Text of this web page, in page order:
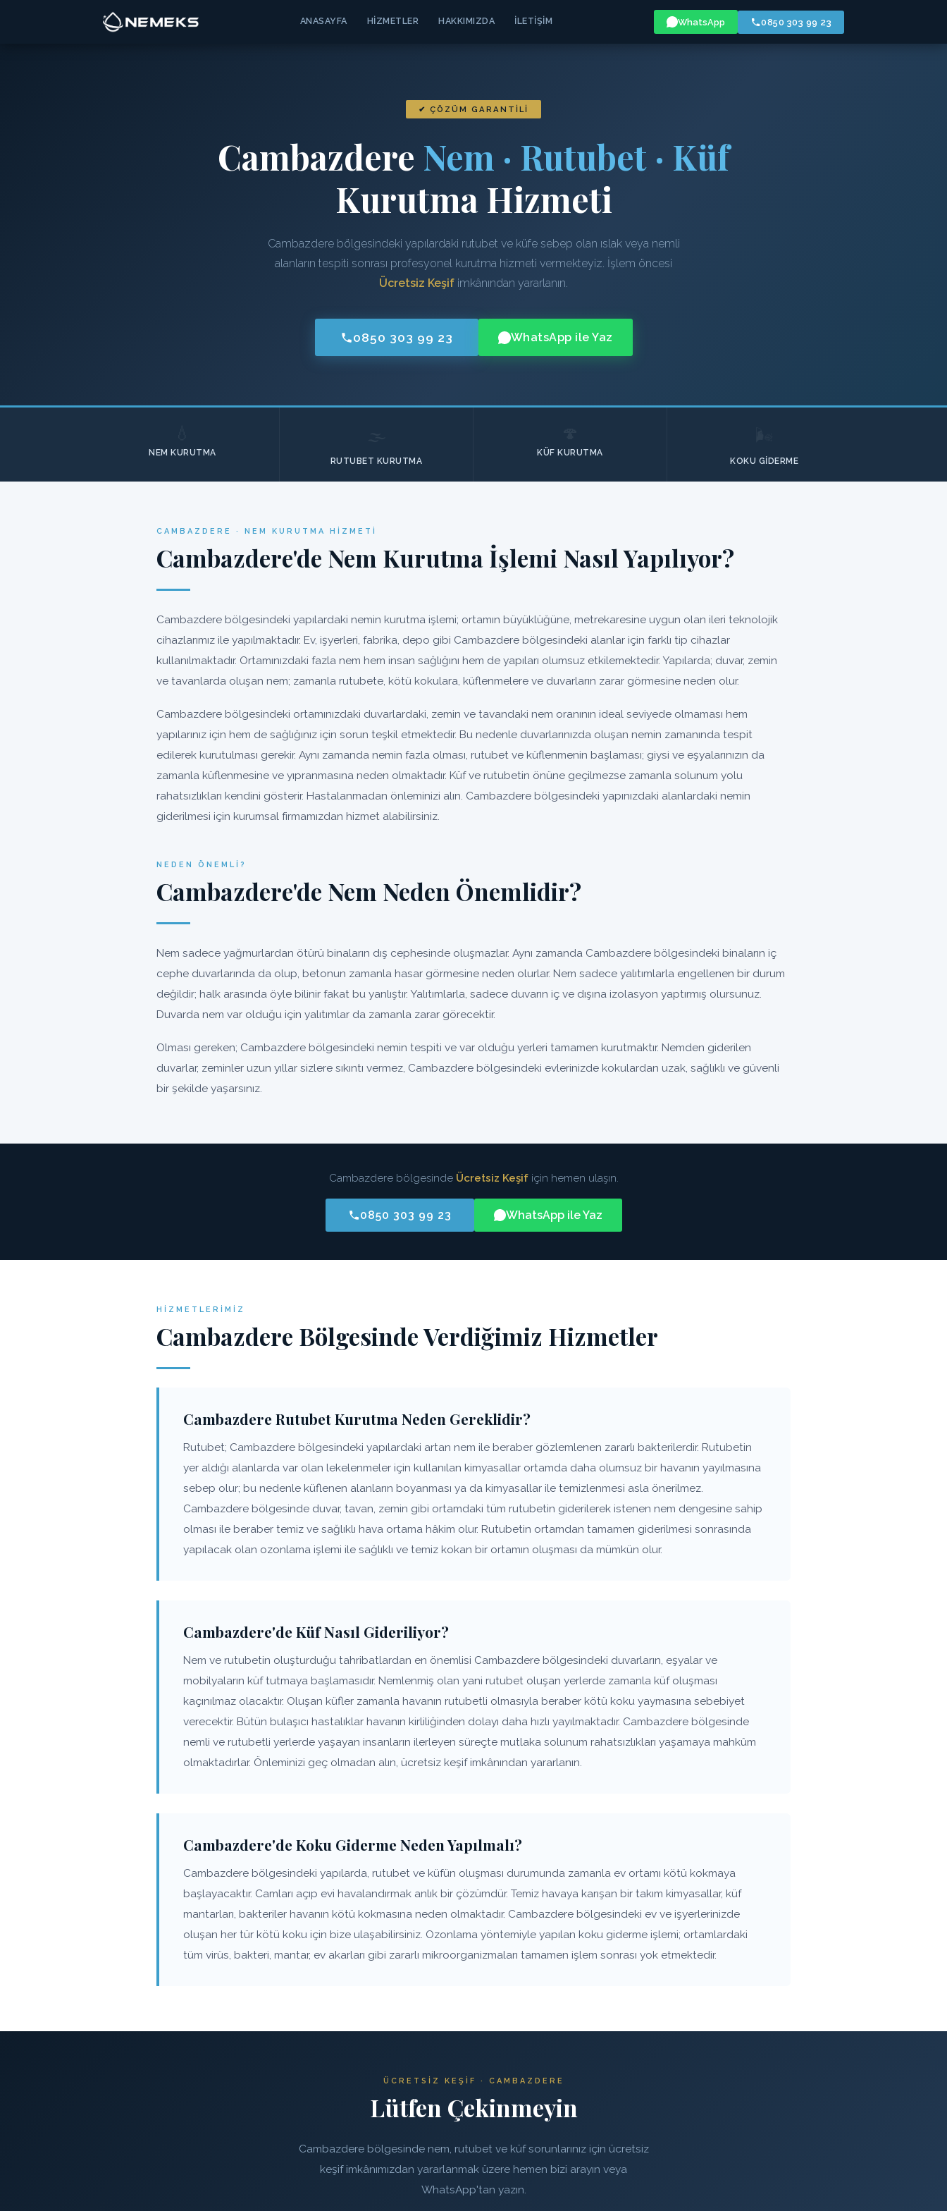
ANASAYFA HIZMETLER HAKKIMIZDA İLETIŞIM WhatsApp 0850 303 99 23
✔ ÇÖZÜM GARANTILI
Cambazdere Nem · Rutubet · Küf
Kurutma Hizmeti
Cambazdere bölgesindeki yapılardaki rutubet ve küfe sebep olan ıslak veya nemli
alanların tespiti sonrası profesyonel kurutma hizmeti vermekteyiz. İşlem öncesi
Ücretsiz Keşif imkânından yararlanın.
0850 303 99 23 WhatsApp ile Yaz
NEM KURUTMA
RUTUBET KURUTMA
KÜF KURUTMA
KOKU GIDERME
CAMBAZDERE · NEM KURUTMA HIZMETI
Cambazdere'de Nem Kurutma İşlemi Nasıl Yapılıyor?
Cambazdere bölgesindeki yapılardaki nemin kurutma işlemi; ortamın büyüklüğüne, metrekaresine uygun olan ileri teknolojik
cihazlarımız ile yapılmaktadır. Ev, işyerleri, fabrika, depo gibi Cambazdere bölgesindeki alanlar için farklı tip cihazlar
kullanılmaktadır. Ortamınızdaki fazla nem hem insan sağlığını hem de yapıları olumsuz etkilemektedir. Yapılarda; duvar, zemin
ve tavanlarda oluşan nem; zamanla rutubete, kötü kokulara, küflenmelere ve duvarların zarar görmesine neden olur.
Cambazdere bölgesindeki ortamınızdaki duvarlardaki, zemin ve tavandaki nem oranının ideal seviyede olmaması hem
yapılarınız için hem de sağlığınız için sorun teşkil etmektedir. Bu nedenle duvarlarınızda oluşan nemin zamanında tespit
edilerek kurutulması gerekir. Aynı zamanda nemin fazla olması, rutubet ve küflenmenin başlaması; giysi ve eşyalarınızın da
zamanla küflenmesine ve yıpranmasına neden olmaktadır. Küf ve rutubetin önüne geçilmezse zamanla solunum yolu
rahatsızlıkları kendini gösterir. Hastalanmadan önleminizi alın. Cambazdere bölgesindeki yapınızdaki alanlardaki nemin
giderilmesi için kurumsal firmamızdan hizmet alabilirsiniz.
NEDEN ÖNEMLI?
Cambazdere'de Nem Neden Önemlidir?
Nem sadece yağmurlardan ötürü binaların dış cephesinde oluşmazlar. Aynı zamanda Cambazdere bölgesindeki binaların iç
cephe duvarlarında da olup, betonun zamanla hasar görmesine neden olurlar. Nem sadece yalıtımlarla engellenen bir durum
değildir; halk arasında öyle bilinir fakat bu yanlıştır. Yalıtımlarla, sadece duvarın iç ve dışına izolasyon yaptırmış olursunuz.
Duvarda nem var olduğu için yalıtımlar da zamanla zarar görecektir.
Olması gereken; Cambazdere bölgesindeki nemin tespiti ve var olduğu yerleri tamamen kurutmaktır. Nemden giderilen
duvarlar, zeminler uzun yıllar sizlere sıkıntı vermez, Cambazdere bölgesindeki evlerinizde kokulardan uzak, sağlıklı ve güvenli
bir şekilde yaşarsınız.
Cambazdere bölgesinde Ücretsiz Keşifiçin hemen ulaşın.
0850 303 99 23 WhatsApp ile Yaz
HIZMETLERIMIZ
Cambazdere Bölgesinde Verdiğimiz Hizmetler
Cambazdere Rutubet Kurutma Neden Gereklidir?
Rutubet; Cambazdere bölgesindeki yapılardaki artan nem ile beraber gözlemlenen zararlı bakterilerdir. Rutubetin
yer aldığı alanlarda var olan lekelenmeler için kullanılan kimyasallar ortamda daha olumsuz bir havanın yayılmasına
sebep olur; bu nedenle küflenen alanların boyanması ya da kimyasallar ile temizlenmesi asla önerilmez.
Cambazdere bölgesinde duvar, tavan, zemin gibi ortamdaki tüm rutubetin giderilerek istenen nem dengesine sahip
olması ile beraber temiz ve sağlıklı hava ortama hâkim olur. Rutubetin ortamdan tamamen giderilmesi sonrasında
yapılacak olan ozonlama işlemi ile sağlıklı ve temiz kokan bir ortamın oluşması da mümkün olur.
Cambazdere'de Küf Nasıl Gideriliyor?
Nem ve rutubetin oluşturduğu tahribatlardan en önemlisi Cambazdere bölgesindeki duvarların, eşyalar ve
mobilyaların küf tutmaya başlamasıdır. Nemlenmiş olan yani rutubet oluşan yerlerde zamanla küf oluşması
kaçınılmaz olacaktır. Oluşan küfler zamanla havanın rutubetli olmasıyla beraber kötü koku yaymasına sebebiyet
verecektir. Bütün bulaşıcı hastalıklar havanın kirliliğinden dolayı daha hızlı yayılmaktadır. Cambazdere bölgesinde
nemli ve rutubetli yerlerde yaşayan insanların ilerleyen süreçte mutlaka solunum rahatsızlıkları yaşamaya mahkûm
olmaktadırlar. Önleminizi geç olmadan alın, ücretsiz keşif imkânından yararlanın.
Cambazdere'de Koku Giderme Neden Yapılmalı?
Cambazdere bölgesindeki yapılarda, rutubet ve küfün oluşması durumunda zamanla ev ortamı kötü kokmaya
başlayacaktır. Camları açıp evi havalandırmak anlık bir çözümdür. Temiz havaya karışan bir takım kimyasallar, küf
mantarları, bakteriler havanın kötü kokmasına neden olmaktadır. Cambazdere bölgesindeki ev ve işyerlerinizde
oluşan her tür kötü koku için bize ulaşabilirsiniz. Ozonlama yöntemiyle yapılan koku giderme işlemi; ortamlardaki
tüm virüs, bakteri, mantar, ev akarları gibi zararlı mikroorganizmaları tamamen işlem sonrası yok etmektedir.
ÜCRETSIZ KEŞIF · CAMBAZDERE
Lütfen Çekinmeyin
Cambazdere bölgesinde nem, rutubet ve küf sorunlarınız için ücretsiz
keşif imkânımızdan yararlanmak üzere hemen bizi arayın veya
WhatsApp'tan yazın.